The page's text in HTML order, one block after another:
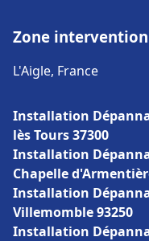
Zone intervention
L'Aigle, France
Installation
lès Tours 37300
Installation
Chapelle
Installation
Villemomble 93250
Installation